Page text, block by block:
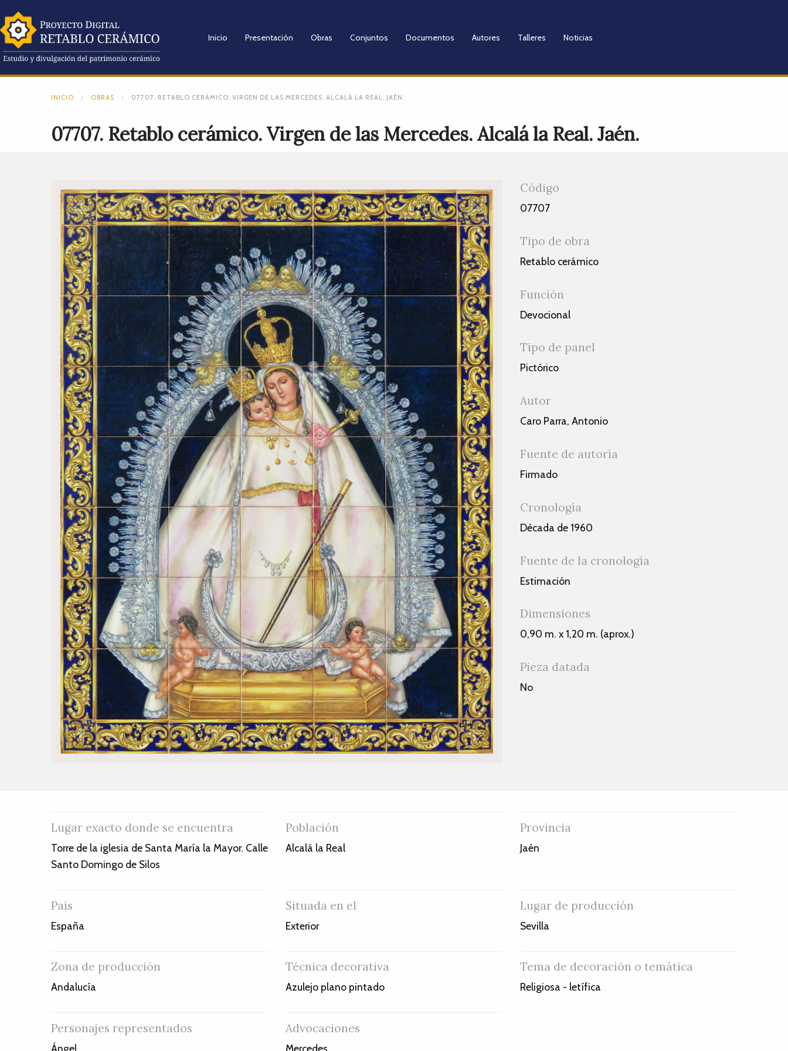
Inicio Presentación Obras Conjuntos Documentos Autores Talleres Noticias
INICIO OBRAS 07707. RETABLO CERÁMICO. VIRGEN DE LAS MERCEDES. ALCALÁ LA REAL. JAÉN.
07707. Retablo cerámico. Virgen de las Mercedes. Alcalá la Real. Jaén.
Código
07707
Tipo de obra
Retablo cerámico
Función
Devocional
Tipo de panel
Pictórico
Autor
Caro Parra, Antonio
Fuente de autoría
Firmado
Cronología
Década de 1960
Fuente de la cronología
Estimación
Dimensiones
0,90 m. x 1,20 m. (aprox.)
Pieza datada
No
Lugar exacto donde se encuentra
Torre de la iglesia de Santa María la Mayor. Calle
Santo Domingo de Silos
Población
Alcalá la Real
Provincia
Jaén
País
España
Situada en el
Exterior
Lugar de producción
Sevilla
Zona de producción
Andalucía
Técnica decorativa
Azulejo plano pintado
Tema de decoración o temática
Religiosa - letífica
Personajes representados
Ángel
Advocaciones
Mercedes